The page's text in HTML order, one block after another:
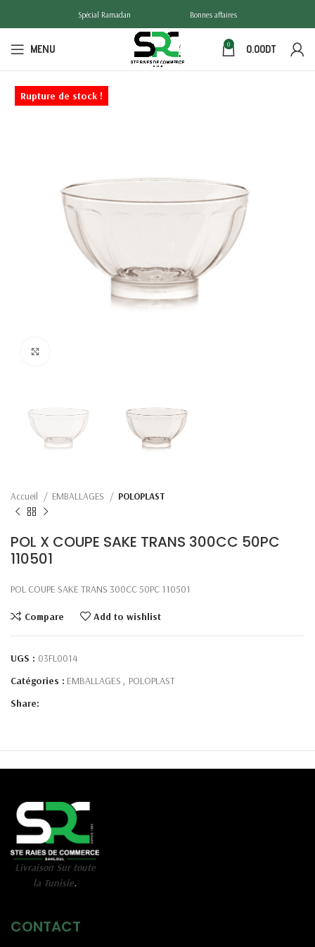
Spécial Ramadan Bonnes affaires
MENU 0 0.00DT
Rupture de stock !
Accueil EMBALLAGES POLOPLAST
POL X COUPE SAKE TRANS 300CC 50PC
110501
POL COUPE SAKE TRANS 300CC 50PC 110501
Compare Add to wishlist
UGS : 03FL0014
Catégories : EMBALLAGES , POLOPLAST
Share:
Livraison Sur toute
la Tunisie.
CONTACT